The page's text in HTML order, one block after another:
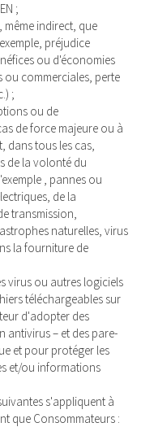
;
indirect, que
préjudice
ou d'économies
ou commerciales, perte
;
ou de
de force majeure ou à
dans tous les cas,
de la volonté du
, pannes ou
de la
transmission,
naturelles, virus
la fourniture de
virus ou autres logiciels
téléchargeables sur
d'adopter des
antivirus – et des pare-
et pour protéger les
et/ou informations
s'appliquent à
que Consommateurs :